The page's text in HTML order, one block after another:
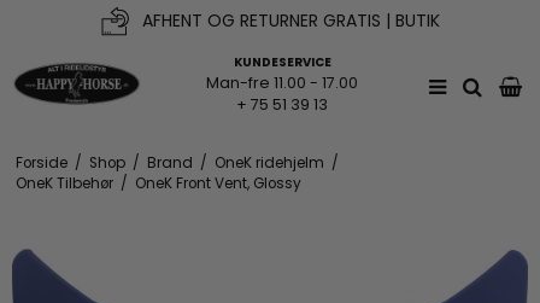
AFHENT OG RETURNER GRATIS | BUTIK
KUNDESERVICE
Man-fre 11.00 - 17.00
+ 75 51 39 13
Forside / Shop / Brand / OneK ridehjelm /
OneK Tilbehør / OneK Front Vent, Glossy